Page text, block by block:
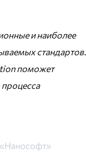
и наиболее
стандартов.
поможет